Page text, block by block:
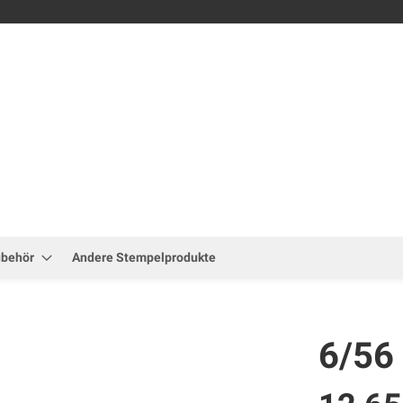
Andere Stempelprodukte
6/56